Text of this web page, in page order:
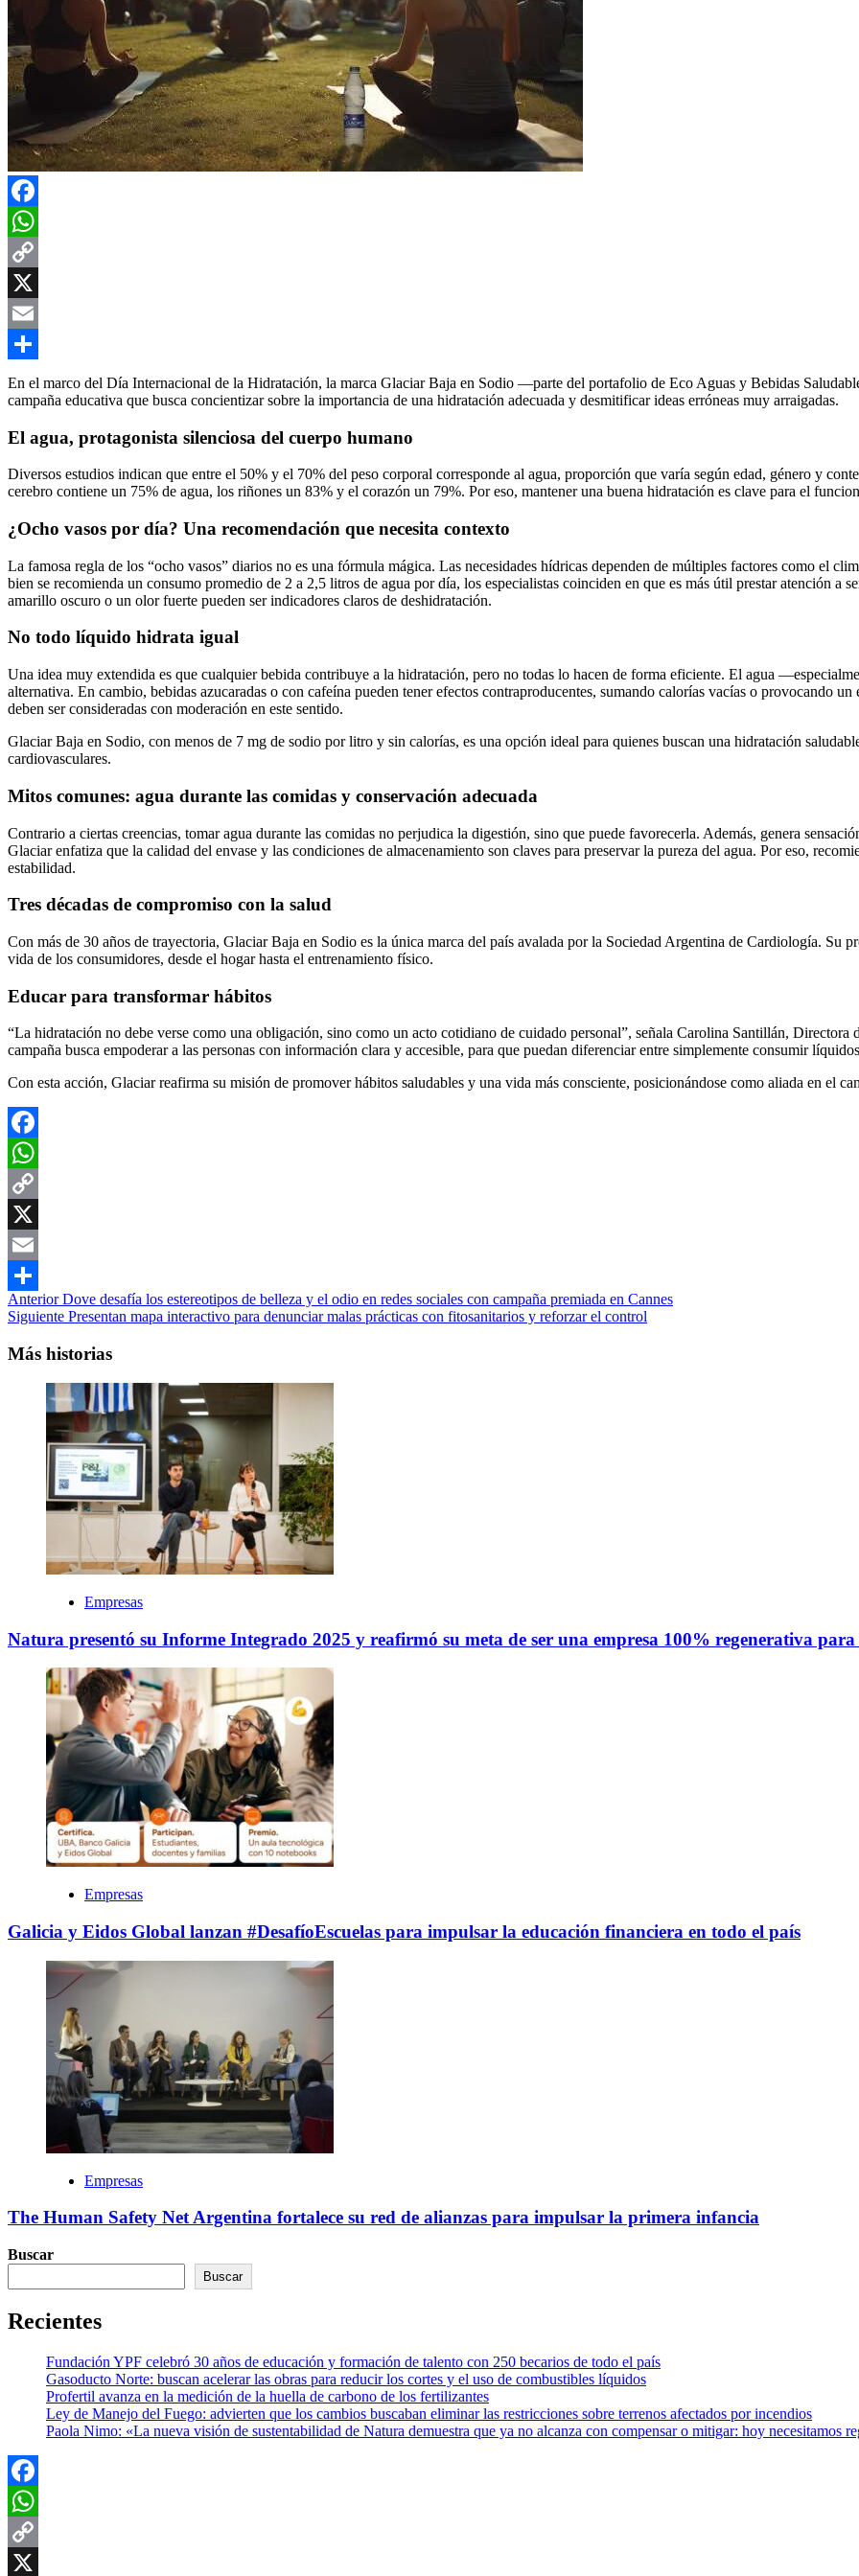
Facebook
WhatsApp
Copy
Link
X
Email
Compartir
En el marco del Día Internacional de la Hidratación, la marca Glaciar Baja en Sodio —parte del portafolio de Eco Aguas y Bebidas
campaña educativa que busca concientizar sobre la importancia de una hidratación adecuada y desmitificar ideas erróneas muy arraigadas.
El agua, protagonista silenciosa del cuerpo humano
Diversos estudios indican que entre el 50% y el 70% del peso corporal corresponde al agua, proporción que varía según edad, género y
cerebro contiene un 75% de agua, los riñones un 83% y el corazón un 79%. Por eso, mantener una buena hidratación es clave para el
¿Ocho vasos por día? Una recomendación que necesita contexto
La famosa regla de los “ocho vasos” diarios no es una fórmula mágica. Las necesidades hídricas dependen de múltiples factores como el
bien se recomienda un consumo promedio de 2 a 2,5 litros de agua por día, los especialistas coinciden en que es más útil prestar atención a
amarillo oscuro o un olor fuerte pueden ser indicadores claros de deshidratación.
No todo líquido hidrata igual
Una idea muy extendida es que cualquier bebida contribuye a la hidratación, pero no todas lo hacen de forma eficiente. El agua
alternativa. En cambio, bebidas azucaradas o con cafeína pueden tener efectos contraproducentes, sumando calorías vacías o provocando
deben ser consideradas con moderación en este sentido.
Glaciar Baja en Sodio, con menos de 7 mg de sodio por litro y sin calorías, es una opción ideal para quienes buscan una hidratación
cardiovasculares.
Mitos comunes: agua durante las comidas y conservación adecuada
Contrario a ciertas creencias, tomar agua durante las comidas no perjudica la digestión, sino que puede favorecerla. Además, genera
Glaciar enfatiza que la calidad del envase y las condiciones de almacenamiento son claves para preservar la pureza del agua. Por eso,
estabilidad.
Tres décadas de compromiso con la salud
Con más de 30 años de trayectoria, Glaciar Baja en Sodio es la única marca del país avalada por la Sociedad Argentina de Cardiología. Su
vida de los consumidores, desde el hogar hasta el entrenamiento físico.
Educar para transformar hábitos
“La hidratación no debe verse como una obligación, sino como un acto cotidiano de cuidado personal”, señala Carolina Santillán,
campaña busca empoderar a las personas con información clara y accesible, para que puedan diferenciar entre simplemente consumir
Con esta acción, Glaciar reafirma su misión de promover hábitos saludables y una vida más consciente, posicionándose como aliada en el
Facebook
WhatsApp
Copy
Link
X
Email
Compartir
Navegación
de
entradas
AnteriorDove desafía los estereotipos de belleza y el odio en redes sociales con campaña premiada en Cannes
Siguiente Presentan mapa interactivo para denunciar malas prácticas con fitosanitarios y reforzar el control
Más historias
Empresas
Natura presentó su Informe Integrado 2025 y reafirmó su meta de ser una empresa 100% regenerativa para
Empresas
Galicia y Eidos Global lanzan #DesafíoEscuelas para impulsar la educación financiera en todo el país
Empresas
The Human Safety Net Argentina fortalece su red de alianzas para impulsar la primera infancia
Buscar
Buscar
Recientes
Fundación YPF celebró 30 años de educación y formación de talento con 250 becarios de todo el país
Gasoducto Norte: buscan acelerar las obras para reducir los cortes y el uso de combustibles líquidos
Profertil avanza en la medición de la huella de carbono de los fertilizantes
Ley de Manejo del Fuego: advierten que los cambios buscaban eliminar las restricciones sobre terrenos afectados por incendios
Paola Nimo: «La nueva visión de sustentabilidad de Natura demuestra que ya no alcanza con compensar o mitigar: hoy necesitamos
Facebook
WhatsApp
Copy